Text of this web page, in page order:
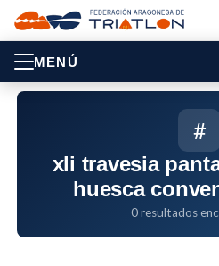
MENÚ
#
xli travesia
huesca
0 resultados